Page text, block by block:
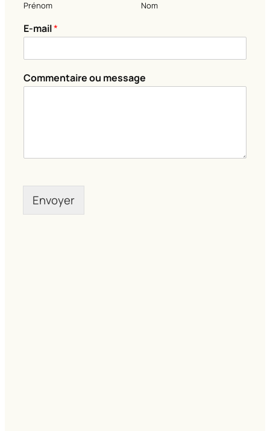
m
o
Prénom Nom
E-mail*
Commentaire ou message
Envoyer